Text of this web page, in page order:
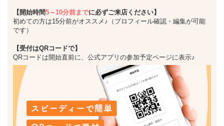
【開始時間5～10分前までに必ずご来店ください】
初めての方は15分前がオススメ♪（プロフィール確認・編集が可能
です）
【受付はQRコードで】
QRコードは開始直前に、公式アプリの参加予定ページに表示♪